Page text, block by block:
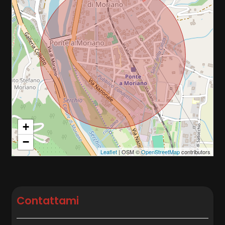
+
−
Leaflet| OSM ©OpenStreetMapcontributors
Contattami
Posto auto/Box
Balcone/Terrazzo
Ascensore
Arredato
Nuova costruzione